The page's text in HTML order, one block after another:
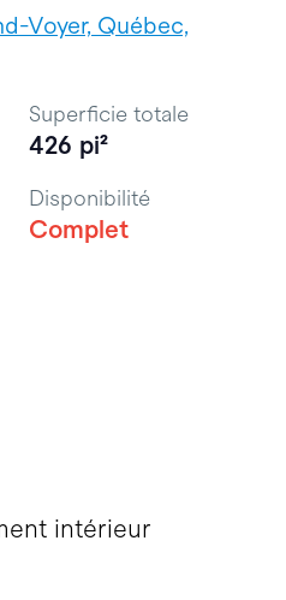
Voyer, Québec,
intérieur
Superficie totale
426 pi²
Disponibilité
Complet